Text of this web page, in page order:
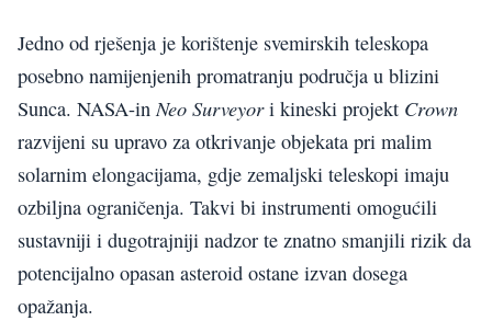
Jedno od rješenja je korištenje svemirskih teleskopa
posebno namijenjenih promatranju područja u blizini
Sunca. NASA-inNeo Surveyori kineski projekt Crown
razvijeni su upravo za otkrivanje objekata pri malim
solarnim elongacijama, gdje zemaljski teleskopi imaju
ozbiljna ograničenja. Takvi bi instrumenti omogućili
sustavniji i dugotrajniji nadzor te znatno smanjili rizik da
potencijalno opasan asteroid ostane izvan dosega
opažanja.